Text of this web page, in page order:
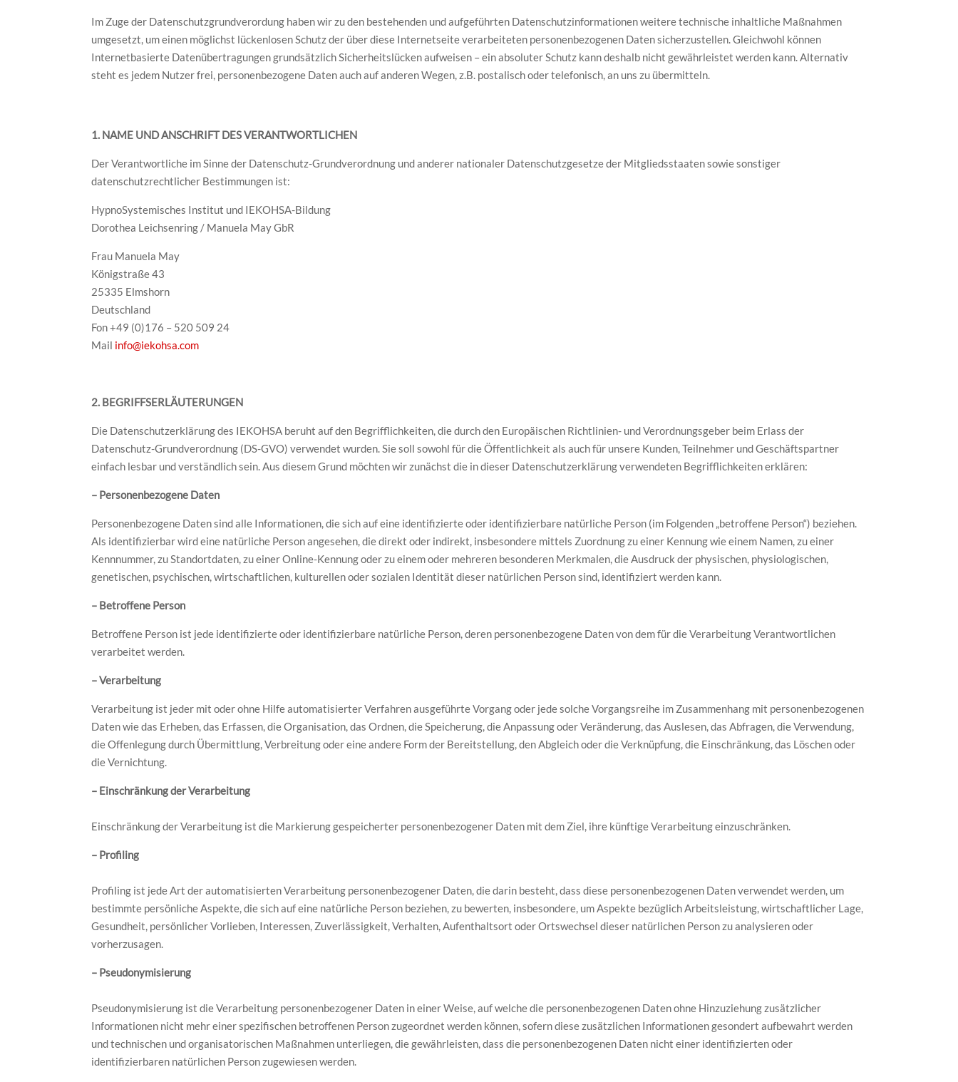
Im Zuge der Datenschutzgrundverordung haben wir zu den bestehenden und aufgeführten Datenschutzinformationen weitere technische inhaltliche Maßnahmen
umgesetzt, um einen möglichst lückenlosen Schutz der über diese Internetseite verarbeiteten personenbezogenen Daten sicherzustellen. Gleichwohl können
Internetbasierte Datenübertragungen grundsätzlich Sicherheitslücken aufweisen – ein absoluter Schutz kann deshalb nicht gewährleistet werden kann. Alternativ
steht es jedem Nutzer frei, personenbezogene Daten auch auf anderen Wegen, z.B. postalisch oder telefonisch, an uns zu übermitteln.
1. NAME UND ANSCHRIFT DES VERANTWORTLICHEN
Der Verantwortliche im Sinne der Datenschutz-Grundverordnung und anderer nationaler Datenschutzgesetze der Mitgliedsstaaten sowie sonstiger
datenschutzrechtlicher Bestimmungen ist:
HypnoSystemisches Institut und IEKOHSA-Bildung
Dorothea Leichsenring / Manuela May GbR
Frau Manuela May
Königstraße 43
25335 Elmshorn
Deutschland
Fon +49 (0)176 – 520 509 24
Mail info@iekohsa.com
2. BEGRIFFSERLÄUTERUNGEN
Die Datenschutzerklärung des IEKOHSA beruht auf den Begrifflichkeiten, die durch den Europäischen Richtlinien- und Verordnungsgeber beim Erlass der
Datenschutz-Grundverordnung (DS-GVO) verwendet wurden. Sie soll sowohl für die Öffentlichkeit als auch für unsere Kunden, Teilnehmer und Geschäftspartner
einfach lesbar und verständlich sein. Aus diesem Grund möchten wir zunächst die in dieser Datenschutzerklärung verwendeten Begrifflichkeiten erklären:
– Personenbezogene Daten
Personenbezogene Daten sind alle Informationen, die sich auf eine identifizierte oder identifizierbare natürliche Person (im Folgenden „betroffene Person“) beziehen.
Als identifizierbar wird eine natürliche Person angesehen, die direkt oder indirekt, insbesondere mittels Zuordnung zu einer Kennung wie einem Namen, zu einer
Kennnummer, zu Standortdaten, zu einer Online-Kennung oder zu einem oder mehreren besonderen Merkmalen, die Ausdruck der physischen, physiologischen,
genetischen, psychischen, wirtschaftlichen, kulturellen oder sozialen Identität dieser natürlichen Person sind, identifiziert werden kann.
– Betroffene Person
Betroffene Person ist jede identifizierte oder identifizierbare natürliche Person, deren personenbezogene Daten von dem für die Verarbeitung Verantwortlichen
verarbeitet werden.
– Verarbeitung
Verarbeitung ist jeder mit oder ohne Hilfe automatisierter Verfahren ausgeführte Vorgang oder jede solche Vorgangsreihe im Zusammenhang mit personenbezogenen
Daten wie das Erheben, das Erfassen, die Organisation, das Ordnen, die Speicherung, die Anpassung oder Veränderung, das Auslesen, das Abfragen, die Verwendung,
die Offenlegung durch Übermittlung, Verbreitung oder eine andere Form der Bereitstellung, den Abgleich oder die Verknüpfung, die Einschränkung, das Löschen oder
die Vernichtung.
– Einschränkung der Verarbeitung
Einschränkung der Verarbeitung ist die Markierung gespeicherter personenbezogener Daten mit dem Ziel, ihre künftige Verarbeitung einzuschränken.
– Profiling
Profiling ist jede Art der automatisierten Verarbeitung personenbezogener Daten, die darin besteht, dass diese personenbezogenen Daten verwendet werden, um
bestimmte persönliche Aspekte, die sich auf eine natürliche Person beziehen, zu bewerten, insbesondere, um Aspekte bezüglich Arbeitsleistung, wirtschaftlicher Lage,
Gesundheit, persönlicher Vorlieben, Interessen, Zuverlässigkeit, Verhalten, Aufenthaltsort oder Ortswechsel dieser natürlichen Person zu analysieren oder
vorherzusagen.
– Pseudonymisierung
Pseudonymisierung ist die Verarbeitung personenbezogener Daten in einer Weise, auf welche die personenbezogenen Daten ohne Hinzuziehung zusätzlicher
Informationen nicht mehr einer spezifischen betroffenen Person zugeordnet werden können, sofern diese zusätzlichen Informationen gesondert aufbewahrt werden
und technischen und organisatorischen Maßnahmen unterliegen, die gewährleisten, dass die personenbezogenen Daten nicht einer identifizierten oder
identifizierbaren natürlichen Person zugewiesen werden.